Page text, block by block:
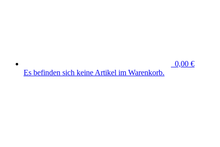
0,00 €
Es befinden sich keine Artikel im Warenkorb.